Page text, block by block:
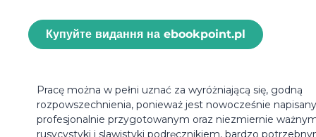
Купуйте видання на ebookpoint.pl
Pracę można w pełni uznać za wyróżniającą się, godną
rozpowszechnienia, ponieważ jest nowocześnie
profesjonalnie przygotowanym oraz niezmiernie
rusycystyki i slawistyki podręcznikiem, bardzo